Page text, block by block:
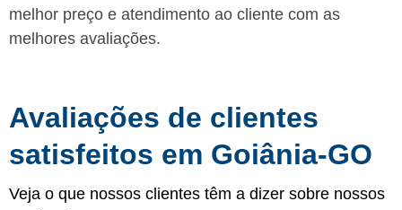
melhor preço e atendimento ao cliente com as
melhores avaliações.
Avaliações de clientes
satisfeitos em Goiânia-GO
Veja o que nossos clientes têm a dizer sobre nossos